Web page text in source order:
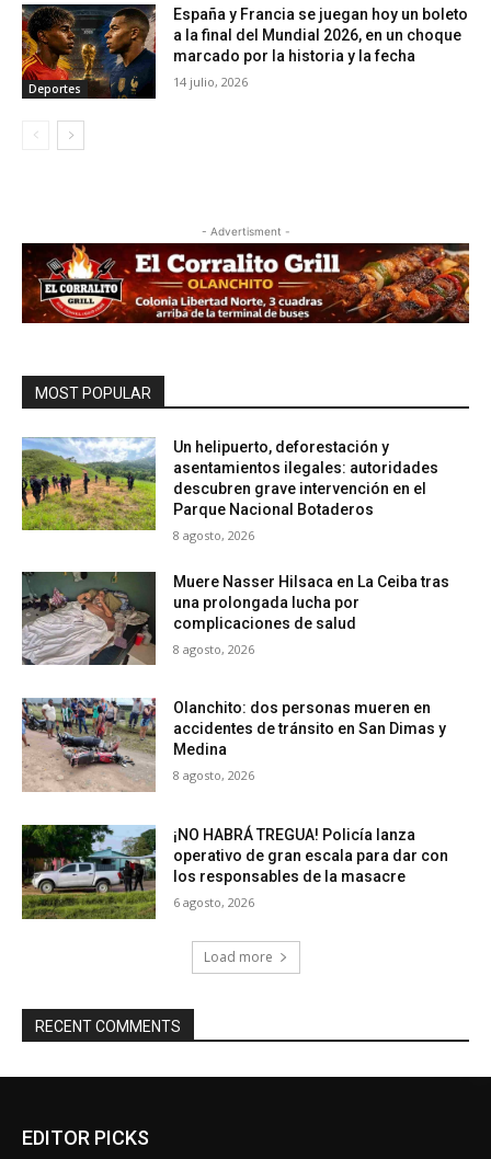
Deportes
España y Francia se juegan hoy un boleto
a la final del Mundial 2026, en un choque
marcado por la historia y la fecha
14 julio, 2026
- Advertisment -
MOST POPULAR
Un helipuerto, deforestación y
asentamientos ilegales: autoridades
descubren grave intervención en el
Parque Nacional Botaderos
8 agosto, 2026
Muere Nasser Hilsaca en La Ceiba tras
una prolongada lucha por
complicaciones de salud
8 agosto, 2026
Olanchito: dos personas mueren en
accidentes de tránsito en San Dimas y
Medina
8 agosto, 2026
¡NO HABRÁ TREGUA! Policía lanza
operativo de gran escala para dar con
los responsables de la masacre
6 agosto, 2026
Load more
RECENT COMMENTS
EDITOR PICKS